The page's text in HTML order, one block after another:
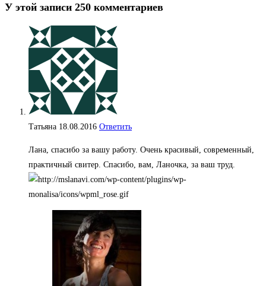
У этой записи 250 комментариев
Татьяна 18.08.2016 Ответить
Лана, спасибо за вашу работу. Очень красивый, современный,
практичный свитер. Спасибо, вам, Ланочка, за ваш труд.